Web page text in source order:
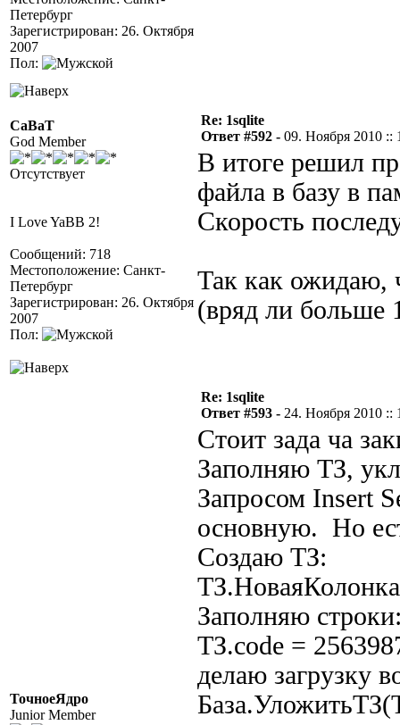
Петербург
Зарегистрирован: 26. Октября
2007
Пол:
CaBaT
God Member
Отсутствует
I Love YaBB 2!
Сообщений: 718
Местоположение: Санкт-
Петербург
Зарегистрирован: 26. Октября
2007
Пол:
Re: 1sqlite
Ответ #592 - 09. Ноября 2010 ::
В итоге решил
файла в базу в
Скорость
Так как ожидаю,
(вряд ли больше
ТочноеЯдро
Junior Member
Re: 1sqlite
Ответ #593 - 24. Ноября 2010 ::
Стоит зада ча
Заполняю ТЗ,
Запросом Insert
основную. Но
Создаю ТЗ:
Заполняю
ТЗ.code =
делаю загрузку